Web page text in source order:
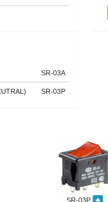
SR-03A
SR-03P
SR-03P